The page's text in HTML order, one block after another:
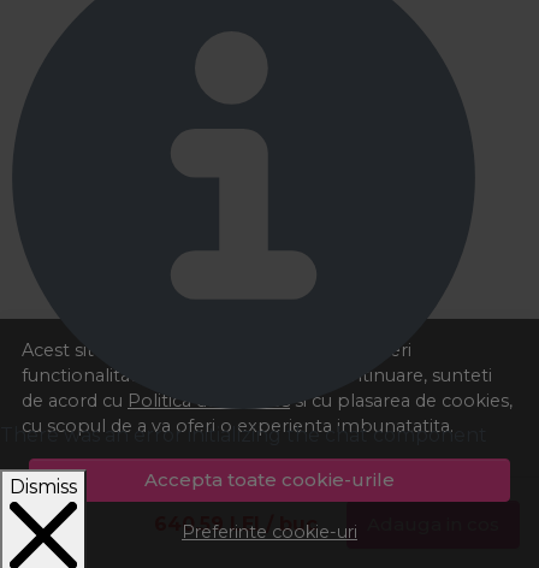
640,59LEI / buc
Acest site foloseste cookies pentru a va oferi
functionalitatea dorita. Navigand in continuare, sunteti
de acord cu Politica de cookies si cu plasarea de cookies,
cu scopul de a va oferi o experienta imbunatatita.
Accepta toate cookie-urile
Preferinte cookie-uri
There was an error initializing the chat component
Dismiss